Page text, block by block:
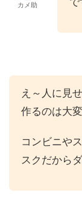
カメ助
え～人に見
作るのは大変
コンビニや
スクだからダ